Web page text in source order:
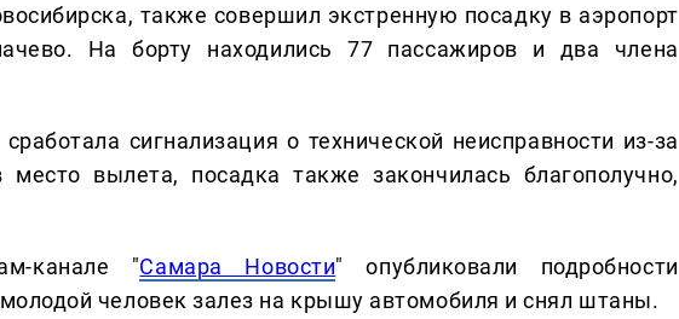
также совершил экстренную посадку в аэропорт
На борту находились 77 пассажиров и два члена
сигнализация о технической неисправности из-за
вылета, посадка также закончилась благополучно,
канале "Самара Новости" опубликовали подробности
человек залез на крышу автомобиля и снял штаны.